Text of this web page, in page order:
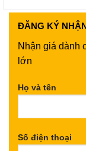
ĐĂNG KÝ
Nhận giá dành
lớn
Họ và tên
Số điện thoại